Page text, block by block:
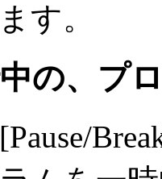
す。
の、プ